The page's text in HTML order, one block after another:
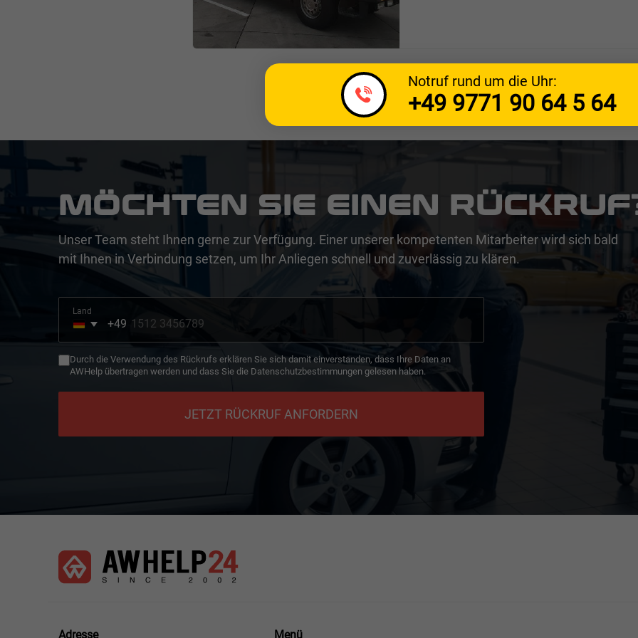
Notruf rund um die Uhr:
+49 9771 90 64 5 64
MÖCHTEN SIE EINEN
Unser Team steht Ihnen gerne zur Verfügung. Einer unserer kompetenten Mitarbeiter wird sich bald
mit Ihnen in Verbindung setzen, um Ihr Anliegen schnell und zuverlässig zu klären.
Land
Germany
+49
+49
Durch die Verwendung des Rückrufs erklären Sie sich damit einverstanden, dass Ihre Daten an
AWHelp übertragen werden und dass Sie die Datenschutzbestimmungen gelesen haben.
JETZT RÜCKRUF ANFORDERN
Adresse Menü
Menü